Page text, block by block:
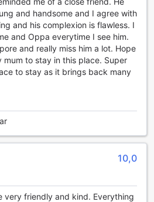
and handsome and I agree with
and his complexion is flawless. I
and Oppa everytime I see him.
and really miss him a lot. Hope
to stay in this place. Super
to stay as it brings back many
10,0
very friendly and kind. Everything